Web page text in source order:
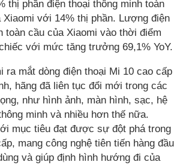
thị phần điện thoại thông minh toàn
Xiaomi với 14% thị phần. Lượng điện
toàn cầu của Xiaomi vào thời điểm
với mức tăng trưởng 69,1% YoY.
ra mắt dòng điện thoại Mi 10 cao cấp
hãng đã liên tục đổi mới trong các
như hình ảnh, màn hình, sạc, hệ
minh và nhiều hơn thế nữa.
mục tiêu đạt được sự đột phá trong
mang công nghệ tiên tiến hàng đầu
và giúp định hình hướng đi của